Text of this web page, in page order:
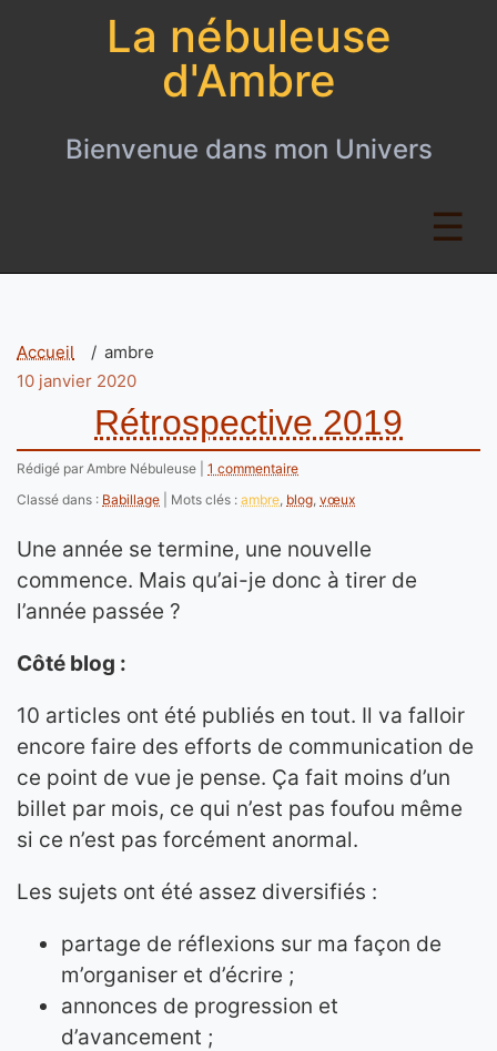
La nébuleuse
d'Ambre
Bienvenue dans mon Univers
Accueil
ambre
10 janvier 2020
Rétrospective 2019
Rédigé par Ambre Nébuleuse
1 commentaire
Classé dans : Babillage Mots clés : ambre, blog, vœux
Une année se termine, une nouvelle
commence. Mais qu’ai-je donc à tirer de
l’année passée ?
Côté blog :
10 articles ont été publiés en tout. Il va falloir
encore faire des efforts de communication de
ce point de vue je pense. Ça fait moins d’un
billet par mois, ce qui n’est pas foufou même
si ce n’est pas forcément anormal.
Les sujets ont été assez diversifiés :
partage de réflexions sur ma façon de
m’organiser et d’écrire ;
annonces de progression et
d’avancement ;